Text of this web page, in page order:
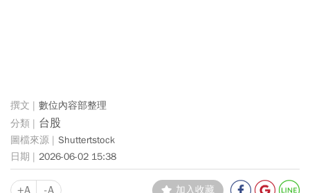
數位內容部整理
台股
Shuttertstock
2026-06-02 15:38
+A -A 加入收藏